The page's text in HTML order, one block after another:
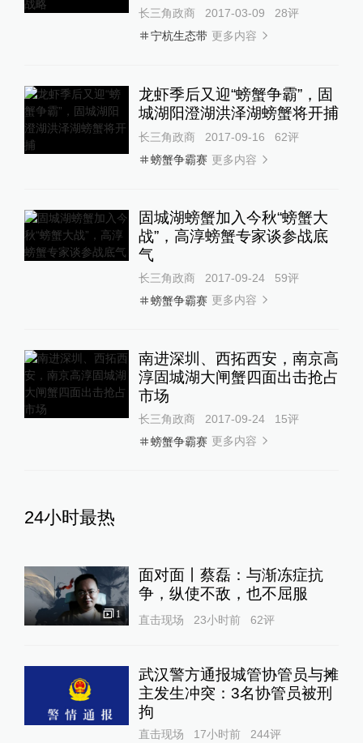
长三角政商 2017-03-09 28评
宁杭生态带 更多内容
龙虾季后又迎“螃蟹争霸”，固
城湖阳澄湖洪泽湖螃蟹将开捕
长三角政商 2017-09-16 62评
螃蟹争霸赛 更多内容
固城湖螃蟹加入今秋“螃蟹大
战”，高淳螃蟹专家谈参战底
气
长三角政商 2017-09-24 59评
螃蟹争霸赛 更多内容
南进深圳、西拓西安，南京高
淳固城湖大闸蟹四面出击抢占
市场
长三角政商 2017-09-24 15评
螃蟹争霸赛 更多内容
24小时最热
1
面对面丨蔡磊：与渐冻症抗
争，纵使不敌，也不屈服
直击现场 23小时前 62评
武汉警方通报城管协管员与摊
主发生冲突：3名协管员被刑
拘
直击现场 17小时前 244评